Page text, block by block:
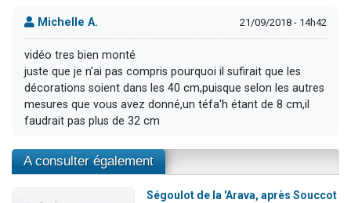
Michelle A. 21/09/2018 - 14h42
vidéo tres bien monté
juste que je n'ai pas compris pourquoi il sufirait que les
décorations soient dans les 40 cm,puisque selon les autres
mesures que vous avez donné,un téfa'h étant de 8 cm,il
faudrait pas plus de 32 cm
A consulter également
Ségoulot de la 'Arava, après Souccot